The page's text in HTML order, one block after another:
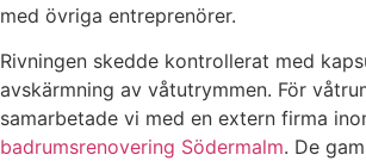
med övriga entreprenörer.
Rivningen skedde kontrollerat med
avskärmning av våtutrymmen. För
samarbetade vi med en extern firma
badrumsrenovering Södermalm. De